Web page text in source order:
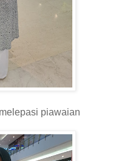
piawaian